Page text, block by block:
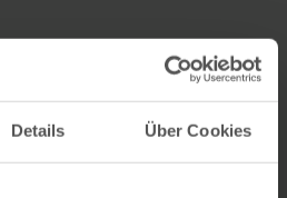
Details Über Cookies